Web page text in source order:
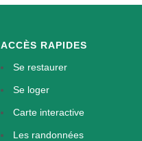
ACCÈS RAPIDES
Se restaurer
Se loger
Carte interactive
Les randonnées